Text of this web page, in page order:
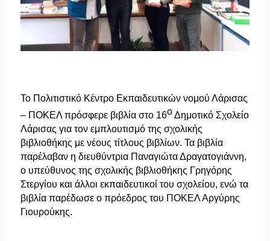
Το Πολιτιστικό Κέντρο Εκπαιδευτικών νομού Λάρισας
– ΠΟΚΕΛ πρόσφερε βιβλία στο 16οΔημοτικό Σχολείο
Λάρισας για τον εμπλουτισμό της σχολικής
βιβλιοθήκης με νέους τίτλους βιβλίων. Τα βιβλία
παρέλαβαν η διευθύντρια Παναγιώτα Δραγατογιάννη,
ο υπεύθυνος της σχολικής βιβλιοθήκης Γρηγόρης
Στεργίου και άλλοι εκπαιδευτικοί του σχολείου, ενώ τα
βιβλία παρέδωσε ο πρόεδρος του ΠΟΚΕΛ Αργύρης
Γιουρούκης.